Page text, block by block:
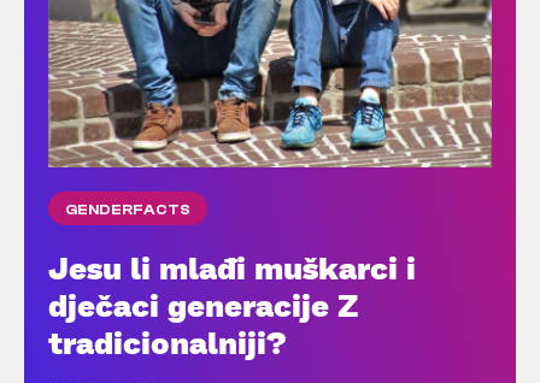
GENDERFACTS
Jesu li mlađi muškarci i
dječaci generacije Z
tradicionalniji?